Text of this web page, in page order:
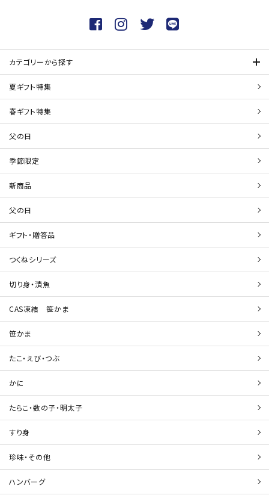
カテゴリーから探す
夏ギフト特集
春ギフト特集
父の日
季節限定
新商品
父の日
ギフト・贈答品
つくねシリーズ
切り身・漬魚
CAS凍結 笹かま
笹かま
たこ・えび・つぶ
かに
たらこ・数の子・明太子
すり身
珍味・その他
ハンバーグ